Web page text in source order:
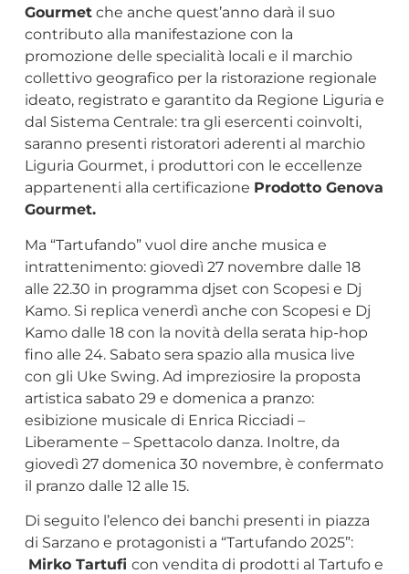
Gourmetche anche quest’anno darà il suo
contributo alla manifestazione con la
promozione delle specialità locali e il marchio
collettivo geografico per la ristorazione regionale
ideato, registrato e garantito da Regione Liguria e
dal Sistema Centrale: tra gli esercenti coinvolti,
saranno presenti ristoratori aderenti al marchio
Liguria Gourmet, i produttori con le eccellenze
appartenenti alla certificazione Prodotto Genova
Gourmet.
Ma “Tartufando” vuol dire anche musica e
intrattenimento: giovedì 27 novembre dalle 18
alle 22.30 in programma djset con Scopesi e Dj
Kamo. Si replica venerdì anche con Scopesi e Dj
Kamo dalle 18 con la novità della serata hip-hop
fino alle 24. Sabato sera spazio alla musica live
con gli Uke Swing. Ad impreziosire la proposta
artistica sabato 29 e domenica a pranzo:
esibizione musicale di Enrica Ricciadi –
Liberamente – Spettacolo danza. Inoltre, da
giovedì 27 domenica 30 novembre, è confermato
il pranzo dalle 12 alle 15.
Di seguito l’elenco dei banchi presenti in piazza
di Sarzano e protagonisti a “Tartufando 2025”:
Mirko Tartufi con vendita di prodotti al Tartufo e